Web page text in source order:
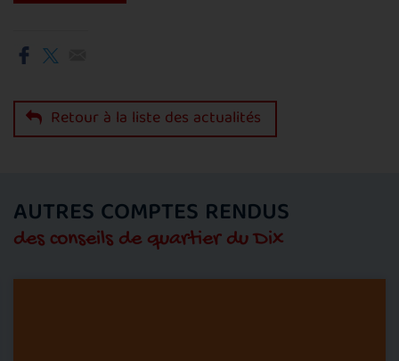
Retour à la liste des actualités
AUTRES COMPTES RENDUS
des conseils de quartier du Dix